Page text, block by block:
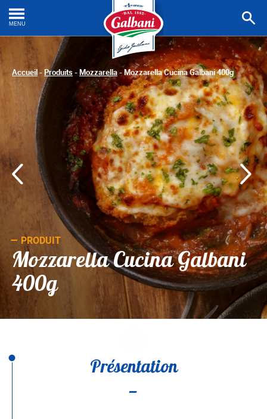
MENU
une
PRODUIT
Mozzarella Cucina Galbani
400g
Accueil - Produits - Mozzarella -Mozzarella Cucina Galbani 400g
Présentation